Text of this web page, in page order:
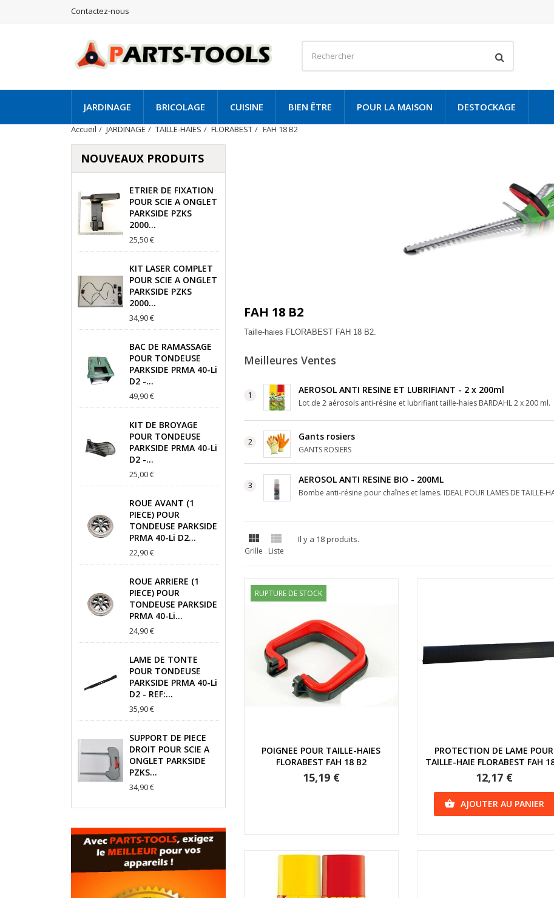
Contactez-nous
JARDINAGE BRICOLAGE CUISINE BIEN ÊTRE POUR LA MAISON DESTOCKAGE
Accueil JARDINAGE TAILLE-HAIES FLORABEST FAH 18 B2
NOUVEAUX PRODUITS
ETRIER DE FIXATION
POUR SCIE A ONGLET
PARKSIDE PZKS
2000...
25,50 €
KIT LASER COMPLET
POUR SCIE A ONGLET
PARKSIDE PZKS
2000...
34,90 €
BAC DE RAMASSAGE
POUR TONDEUSE
PARKSIDE PRMA 40-Li
D2 -...
49,90 €
KIT DE BROYAGE
POUR TONDEUSE
PARKSIDE PRMA 40-Li
D2 -...
25,00 €
ROUE AVANT (1
PIECE) POUR
TONDEUSE PARKSIDE
PRMA 40-Li D2...
22,90 €
ROUE ARRIERE (1
PIECE) POUR
TONDEUSE PARKSIDE
PRMA 40-Li...
24,90 €
LAME DE TONTE
POUR TONDEUSE
PARKSIDE PRMA 40-Li
D2 - REF:...
35,90 €
SUPPORT DE PIECE
DROIT POUR SCIE A
ONGLET PARKSIDE
PZKS...
34,90 €
FAH 18 B2
Taille-haies FLORABEST FAH 18 B2.
Meilleures Ventes
AEROSOL ANTI RESINE ET LUBRIFIANT - 2 x 200ml
Lot de 2 aérosols anti-résine et lubrifiant taille-haies BARDAHL 2 x 200 ml.
Gants rosiers
GANTS ROSIERS
AEROSOL ANTI RESINE BIO - 200ML
Bombe anti-résine pour chaînes et lames. IDEAL POUR LAMES DE TAILLE-

Grille

Liste
Il y a 18 produits.
RUPTURE DE STOCK
Aperçu rapide
POIGNEE POUR TAILLE-HAIES
FLORABEST FAH 18 B2
15,19 €
Aperçu rapide
PROTECTION DE LAME POUR
TAILLE-HAIE FLORABEST FAH
12,17 €
 AJOUTER AU PANIER